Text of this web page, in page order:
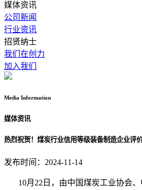
媒体资讯
公司新闻
行业资讯
招贤纳士
我们在创力
加入我们
Media Information
媒体资讯
热烈祝贺！煤炭行业信用等级装备制造企业评
发布时间：2024-11-14
10月22日，由中国煤炭工业协会、